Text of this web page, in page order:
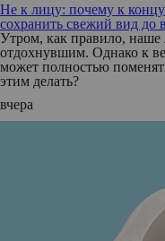
Не к лицу: почему к
сохранить свежий вид до
Утром, как правило,
отдохнувшим. Однако к
может полностью
этим делать?
вчера